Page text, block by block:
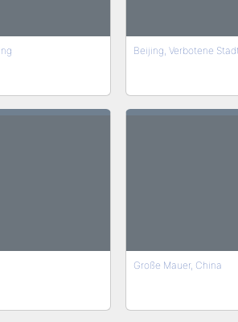
Beijing, Verbotene
Große Mauer, China